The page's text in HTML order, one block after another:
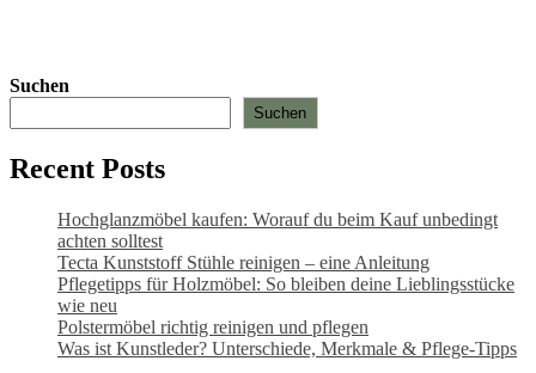
Suchen
Suchen
Recent Posts
Hochglanzmöbel kaufen: Worauf du beim Kauf unbedingt
achten solltest
Tecta Kunststoff Stühle reinigen – eine Anleitung
Pflegetipps für Holzmöbel: So bleiben deine Lieblingsstücke
wie neu​
Polstermöbel richtig reinigen und pflegen
Was ist Kunstleder? Unterschiede, Merkmale & Pflege-Tipps